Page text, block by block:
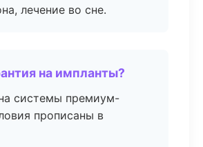
лечение во сне.
на импланты?
системы премиум-
прописаны в